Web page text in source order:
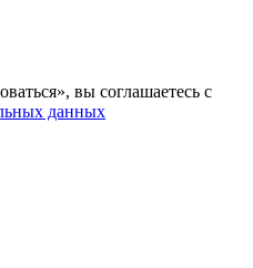
вы соглашаетесь с
данных